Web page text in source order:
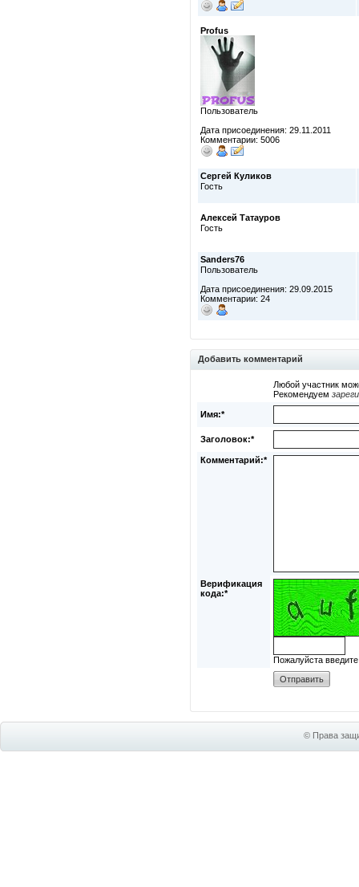
Profus
Пользователь
Дата присоединения: 29.11.2011
Комментарии: 5006
Сергей Куликов
Гость
Алексей Татауров
Гость
Sanders76
Пользователь
Дата присоединения: 29.09.2015
Комментарии: 24
Добавить комментарий
Любой участник
Рекомендуем
Имя:*
Заголовок:*
Комментарий:*
Верификация
кода:*
Пожалуйста
© Права